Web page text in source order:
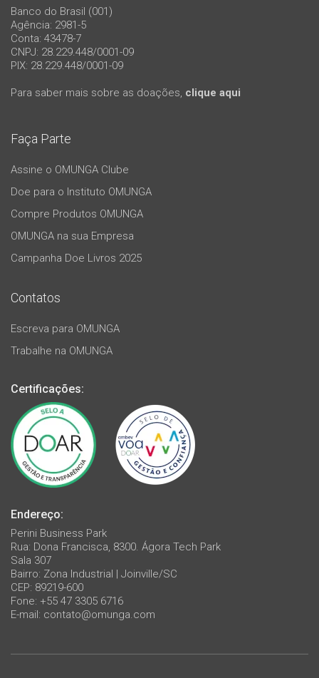
Banco do Brasil (001)
Agência: 2981-5
Conta: 43478-7
CNPJ: 28.229.448/0001-09
PIX: 28.229.448/0001-09
Para saber mais sobre as doações, clique aqui
Faça Parte
Assine o OMUNGA Clube
Doe para o Instituto OMUNGA
Compre Produtos OMUNGA
OMUNGA na sua Empresa
Campanha Doe Livros 2025
Contatos
Escreva para OMUNGA
Trabalhe na OMUNGA
Certificações:
Endereço:
Perini Business Park
Rua: Dona Francisca, 8300. Ágora Tech Park
Sala 307
Bairro: Zona Industrial | Joinville/SC
CEP: 89219-600
Fone: +55 47 3305 6716
E-mail: contato@omunga.com